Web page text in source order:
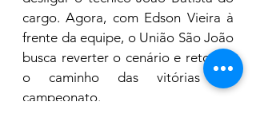
cargo. Agora, com Edson Vieira à
frente da equipe, o União São João
busca reverter o cenário e retomar
o caminho das vitórias no
campeonato.